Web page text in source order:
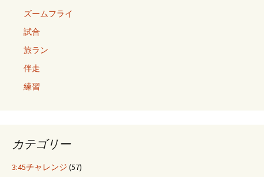
ズームフライ
試合
旅ラン
伴走
練習
カテゴリー
3:45チャレンジ (57)